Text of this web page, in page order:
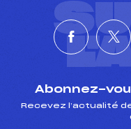
Abonnez-
Recevez l’actualité